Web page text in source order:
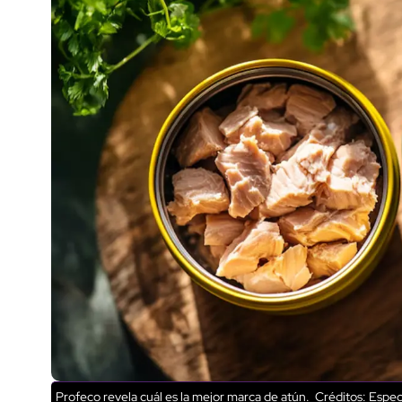
Profeco revela cuál es la mejor marca de atún. Créditos: